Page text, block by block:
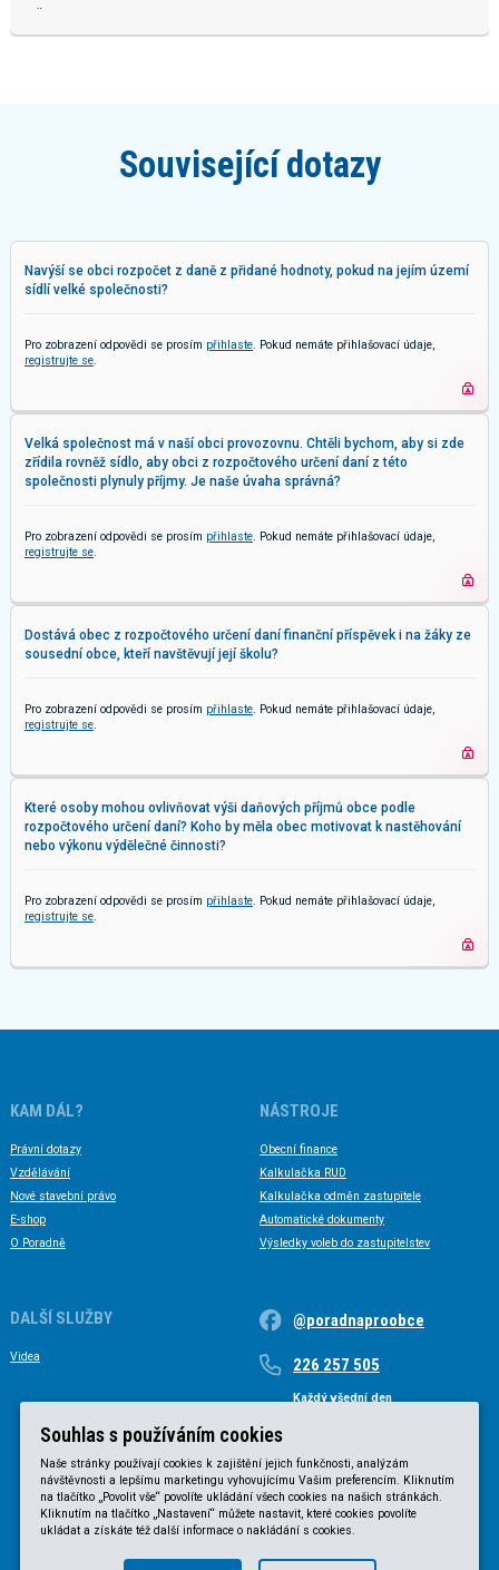
¨
Související dotazy
Navýší se obci rozpočet z daně z přidané hodnoty, pokud na jejím území
sídlí velké společnosti?
Pro zobrazení odpovědi se prosím přihlaste . Pokud nemáte přihlašovací údaje,
registrujte se
Velká společnost má v naší obci provozovnu. Chtěli bychom, aby si zde
zřídila rovněž sídlo, aby obci z rozpočtového určení daní z této
společnosti plynuly příjmy. Je naše úvaha správná?
Pro zobrazení odpovědi se prosím přihlaste . Pokud nemáte přihlašovací údaje,
registrujte se
Dostává obec z rozpočtového určení daní finanční příspěvek i na žáky ze
sousední obce, kteří navštěvují její školu?
Pro zobrazení odpovědi se prosím přihlaste . Pokud nemáte přihlašovací údaje,
registrujte se
Které osoby mohou ovlivňovat výši daňových příjmů obce podle
rozpočtového určení daní? Koho by měla obec motivovat k nastěhování
nebo výkonu výdělečné činnosti?
Pro zobrazení odpovědi se prosím přihlaste . Pokud nemáte přihlašovací údaje,
registrujte se
KAM DÁL?
Právní dotazy
Vzdělávání
Nové stavební právo
E-shop
O Poradně
NÁSTROJE
Obecní finance
Kalkulačka RUD
Kalkulačka odměn zastupitele
Automatické dokumenty
Výsledky voleb do zastupitelstev
DALŠÍ SLUŽBY
Videa
@poradnaproobce
226 257 505
Každý všední den
Souhlas s používáním cookies
Naše stránky používají cookies k zajištění jejich funkčnosti, analýzám
návštěvnosti a lepšímu marketingu vyhovujícímu Vašim preferencím. Kliknutím
na tlačítko „Povolit vše“ povolíte ukládání všech cookies na našich stránkách.
Kliknutím na tlačítko „Nastavení“ můžete nastavit, které cookies povolíte
ukládat a získáte též další informace o nakládání s cookies.